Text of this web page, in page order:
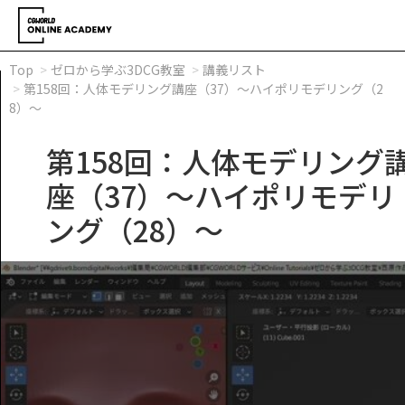
Top ゼロから学ぶ3DCG教室
講義リスト
第158回：人体モデリング講座（37）～ハイポリモデリング（2
8）～
第158回：人体モデリング
座（37）～ハイポリモデリ
ング（28）～